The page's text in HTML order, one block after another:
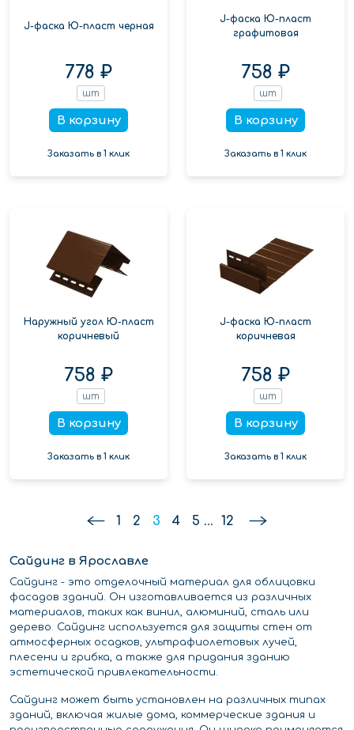
J-фаска Ю-пласт черная
778 ₽
шт
В корзину
Заказать в 1 клик
J-фаска Ю-пласт
графитовая
758 ₽
шт
В корзину
Заказать в 1 клик
Наружный угол Ю-пласт
коричневый
758 ₽
шт
В корзину
Заказать в 1 клик
J-фаска Ю-пласт
коричневая
758 ₽
шт
В корзину
Заказать в 1 клик
1 2 3 4 5 ... 12
Сайдинг в Ярославле
Сайдинг - это отделочный материал для облицовки
фасадов зданий. Он изготавливается из различных
материалов, таких как винил, алюминий, сталь или
дерево. Сайдинг используется для защиты стен от
атмосферных осадков, ультрафиолетовых лучей,
плесени и грибка, а также для придания зданию
эстетической привлекательности.
Сайдинг может быть установлен на различных типах
зданий, включая жилые дома, коммерческие здания и